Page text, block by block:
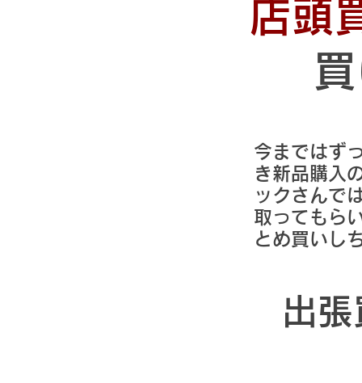
店頭
今まではず
き新品購入
ックさんで
取ってもら
とめ買いし
出